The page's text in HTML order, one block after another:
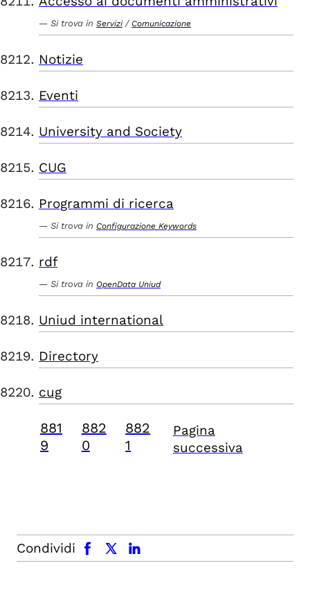
Si trova in Servizi / Comunicazione
Notizie
Eventi
University and Society
CUG
Programmi di ricerca
Si trova in Configurazione Keywords
rdf
Si trova in OpenData Uniud
Uniud international
Directory
cug
881
9
882
0
882
1
Pagina
successiva
Condividi
facebook x.com linkedin